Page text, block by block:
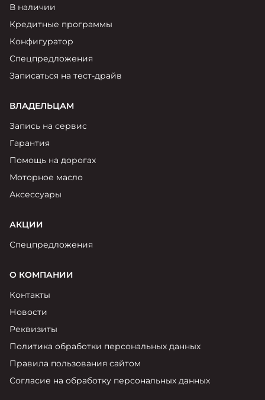
В наличии
Кредитные программы
Конфигуратор
Спецпредложения
Записаться на тест-драйв
ВЛАДЕЛЬЦАМ
Запись на сервис
Гарантия
Помощь на дорогах
Моторное масло
Аксессуары
АКЦИИ
Спецпредложения
О КОМПАНИИ
Контакты
Новости
Реквизиты
Политика обработки персональных данных
Правила пользования сайтом
Согласие на обработку персональных данных